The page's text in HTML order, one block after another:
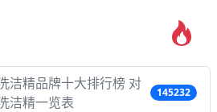
洁精品牌十大排行榜 对
洁精一览表
145232